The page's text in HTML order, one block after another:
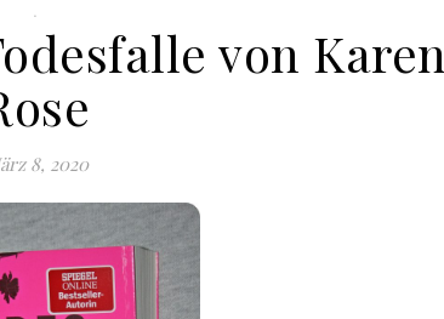
.
von Karen
8, 2020